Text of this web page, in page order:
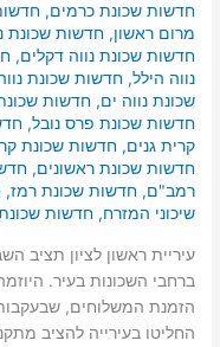
חדשות שכונת כרמים,
מרום ראשון,חדשות שכונת
חדשות שכונת נווה דקלים,
נווה הילל,חדשות שכונת
שכונת נווה ים,חדשות
חדשות שכונת פרס נובל,
קרית גנים,חדשות שכונת
חדשות שכונת ראשונים,
רמב"ם,חדשות שכונת רמז,
שיכוני המזרח,חדשות
ברחבי השכונות בעיר.
הזמנת המשלוחים,
החליטו בעירייה להציב